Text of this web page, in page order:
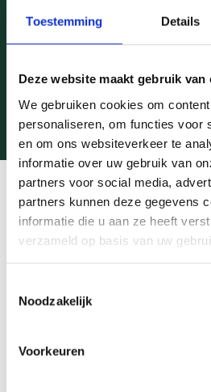
Toestemming Details
Deze website maakt gebruik van
We gebruiken cookies om
personaliseren, om functies voor
en om ons websiteverkeer te
informatie over uw gebruik van
partners voor social media,
partners kunnen deze gegevens
informatie die u aan ze heeft
verzameld op basis van uw
Noodzakelijk
Voorkeuren
Nieuwsberichten
Wat is